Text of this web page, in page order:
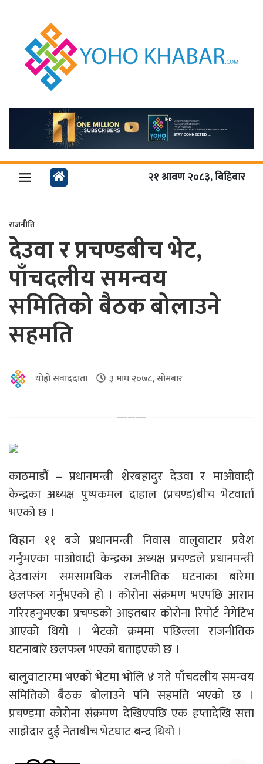
२१ श्रावण २०८३, बिहिबार
राजनीति
देउवा र प्रचण्डबीच भेट,
पाँचदलीय समन्वय
समितिको बैठक बोलाउने
सहमति
योहो संवाददाता ३ माघ २०७८, सोमबार
काठमाडौँ – प्रधानमन्त्री शेरबहादुर देउवा र माओवादी
केन्द्रका अध्यक्ष पुष्पकमल दाहाल (प्रचण्ड)बीच भेटवार्ता
भएको छ ।
विहान ११ बजे प्रधानमन्त्री निवास वालुवाटार प्रवेश
गर्नुभएका माओवादी केन्द्रका अध्यक्ष प्रचण्डले प्रधानमन्त्री
देउवासंग समसामयिक राजनीतिक घटनाका बारेमा
छलफल गर्नुभएको हो । कोरोना संक्रमण भएपछि आराम
गरिरहनुभएका प्रचण्डको आइतबार कोरोना रिपोर्ट नेगेटिभ
आएको थियो । भेटको क्रममा पछिल्ला राजनीतिक
घटनाबारे छलफल भएको बताइएको छ ।
बालुवाटारमा भएको भेटमा भोलि ४ गते पाँचदलीय समन्वय
समितिको बैठक बोलाउने पनि सहमति भएको छ ।
प्रचण्डमा कोरोना संक्रमण देखिएपछि एक हप्तादेखि सत्ता
साझेदार दुई नेताबीच भेटघाट बन्द थियो ।